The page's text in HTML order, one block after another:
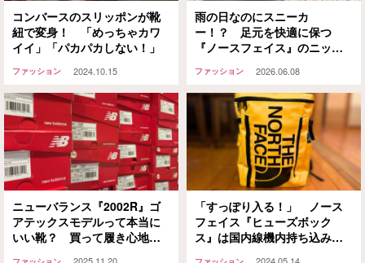
コンバースのスリッポンが靴
紐で変身！ 「めっちゃカワ
イイ」「パカパカしない！」
ファッション 2024.10.15
雨の日なのにスニーカ
ー！？ 足元を快適に保つ
『ノースフェイス』のニット
ファッション 2026.06.08
ニューバランス『2002R』ゴ
アテックスモデルって本当に
いい靴？ 買って履き心地や
「すっぽり入る！」 ノース
フェイス『ヒューズボック
ス』は国内線機内持ち込みに